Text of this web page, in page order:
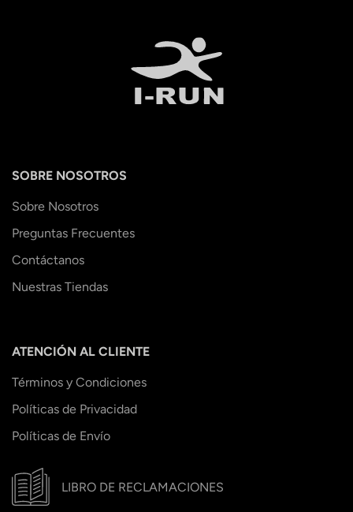
SOBRE NOSOTROS
Sobre Nosotros
Preguntas Frecuentes
Contáctanos
Nuestras Tiendas
ATENCIÓN AL CLIENTE
Términos y Condiciones
Políticas de Privacidad
Políticas de Envío
LIBRO DE RECLAMACIONES